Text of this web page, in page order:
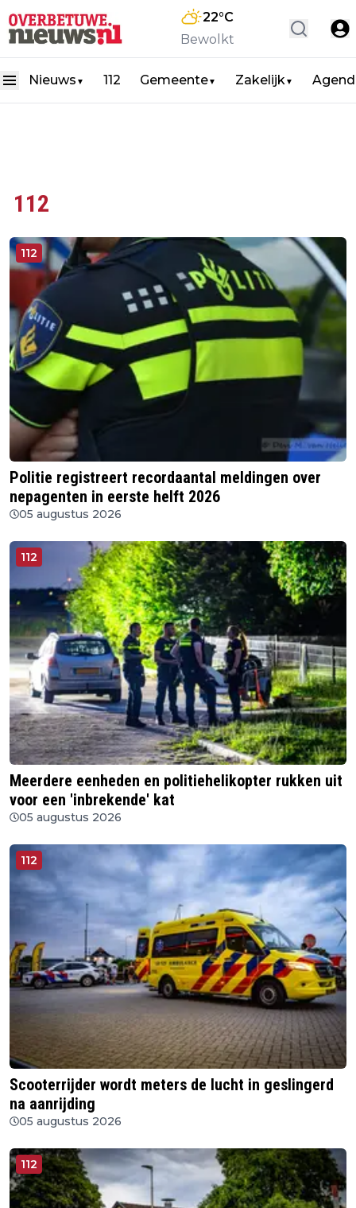
22°C
Bewolkt
Nieuws ▼ 112 Gemeente▼ Zakelijk▼
112
112
Politie registreert recordaantal meldingen over
nepagenten in eerste helft 2026
05 augustus 2026
112
Meerdere eenheden en politiehelikopter rukken uit
voor een 'inbrekende' kat
05 augustus 2026
112
Scooterrijder wordt meters de lucht in geslingerd
na aanrijding
05 augustus 2026
112